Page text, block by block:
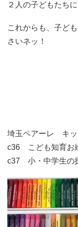
２人の子どもたち
これからも、子ど
さいネッ！
埼玉ペアーレ キッ
c36 こども知育お
c37 小・中学生の